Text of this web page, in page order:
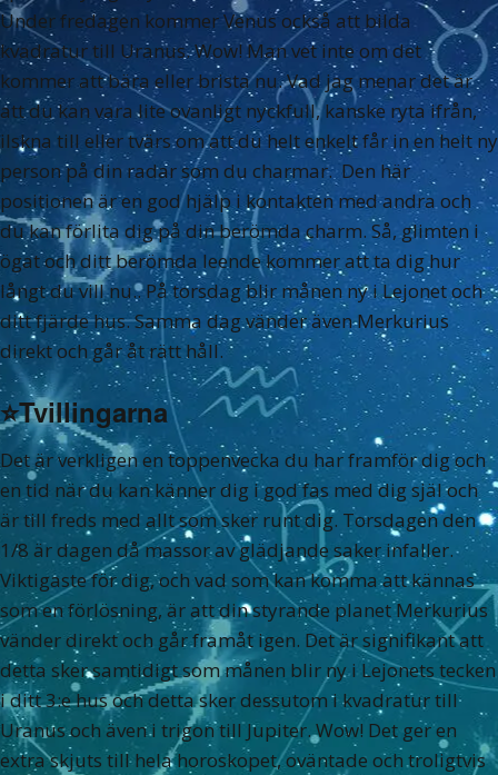
Under fredagen kommer Venus också att bilda
kvadratur till Uranus. Wow! Man vet inte om det
kommer att bära eller brista nu. Vad jag menar det är
att du kan vara lite ovanligt nyckfull, kanske ryta ifrån,
ilskna till eller tvärs om att du helt enkelt får in en helt ny
person på din radar som du charmar. Den här
positionen är en god hjälp i kontakten med andra och
du kan förlita dig på din berömda charm. Så, glimten i
ögat och ditt berömda leende kommer att ta dig hur
långt du vill nu.. På torsdag blir månen ny i Lejonet och
ditt fjärde hus. Samma dag vänder även Merkurius
direkt och går åt rätt håll.
⭐️Tvillingarna
Det är verkligen en toppenvecka du har framför dig och
en tid när du kan känner dig i god fas med dig själ och
är till freds med allt som sker runt dig. Torsdagen den
1/8 är dagen då massor av glädjande saker infaller.
Viktigaste för dig, och vad som kan komma att kännas
som en förlösning, är att din styrande planet Merkurius
vänder direkt och går framåt igen. Det är signifikant att
detta sker samtidigt som månen blir ny i Lejonets tecken
i ditt 3:e hus och detta sker dessutom i kvadratur till
Uranus och även i trigon till Jupiter. Wow! Det ger en
extra skjuts till hela horoskopet, oväntade och troligtvis